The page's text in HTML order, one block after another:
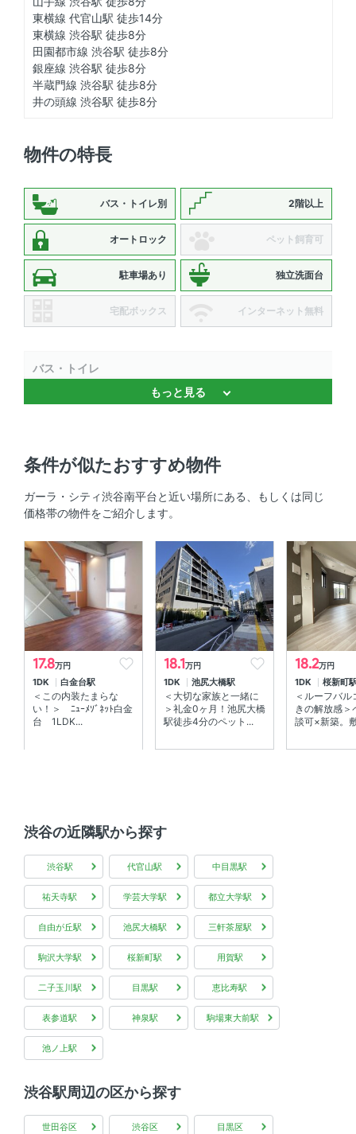
東横線 代官山駅 徒歩14分
東横線 渋谷駅 徒歩8分
田園都市線 渋谷駅 徒歩8分
銀座線 渋谷駅 徒歩8分
半蔵門線 渋谷駅 徒歩8分
井の頭線 渋谷駅 徒歩8分
物件の特長
バス・トイレ別 2階以上
オートロック ペット飼育可
駐車場あり 独立洗面台
宅配ボックス インターネット無料
バス・トイレ
独立洗面台 、 温水洗浄便座 、 バストイレ別 、 浴室乾燥
セキュリティ
オートロック 、 ＴＶモニタ付きインターホン
室内設備
室内洗濯機置場 、 エアコン
部屋の特徴
角部屋 、 バルコニー 、 ウォークインクローゼット
もっと見る
条件が似たおすすめ物件
ガーラ・シティ渋谷南平台と近い場所にある、もしくは同じ
価格帯の物件をご紹介します。
17.8万円
1DK 白金台駅
＜この内装たまらな
い！＞ ﾆｭｰﾒｿﾞﾈｯﾄ白金
台 1LDK...
18.1万円
1DK 池尻大橋駅
＜大切な家族と一緒に
＞礼金0ヶ月！池尻大橋
駅徒歩4分のペット...
18.2万円
1DK 桜新町
＜ルーフバル
きの解放感＞
談可×新築。
渋谷の近隣駅から探す
渋谷駅 代官山駅 中目黒駅
祐天寺駅 学芸大学駅 都立大学駅
自由が丘駅 池尻大橋駅 三軒茶屋駅
駒沢大学駅 桜新町駅 用賀駅
二子玉川駅 目黒駅 恵比寿駅
表参道駅 神泉駅 駒場東大前駅
池ノ上駅
渋谷駅周辺の区から探す
世田谷区 渋谷区 目黒区